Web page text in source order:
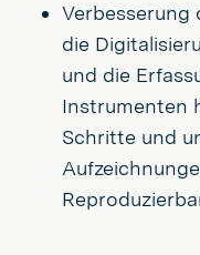
Verbesserung
die
und die
Instrumenten
Schritte und